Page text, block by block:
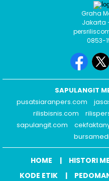
Graha
Jakarta
0853-
SAPULANGIT
pusatsiaranpers.com
rilisbisnis.com
sapulangit.com
HOME HISTORI
KODE ETIK